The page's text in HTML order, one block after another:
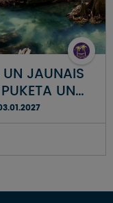
JAUNAIS
UN